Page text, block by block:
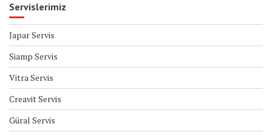
Servislerimiz
Japar Servis
Siamp Servis
Vitra Servis
Creavit Servis
Güral Servis